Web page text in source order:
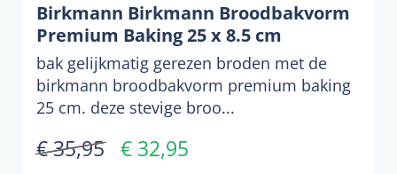
Birkmann Birkmann Broodbakvorm
Premium Baking 25 x 8.5 cm
bak gelijkmatig gerezen broden met de
birkmann broodbakvorm premium baking
25 cm. deze stevige broo...
€ 35,95 € 32,95